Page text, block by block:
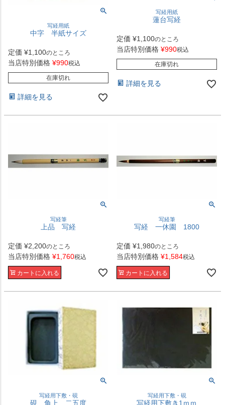
写経用紙
中字 半紙サイズ
定価 ¥1,100のところ
当店特別価格 ¥990税込
在庫切れ
詳細を見る
写経用紙
蓮台写経
定価 ¥1,100のところ
当店特別価格 ¥990税込
在庫切れ
詳細を見る
写経筆
上品 写経
定価 ¥2,200のところ
当店特別価格 ¥1,760税込
カートに入れる
写経筆
写経 一休園 1800
定価 ¥1,980のところ
当店特別価格 ¥1,584税込
カートに入れる
写経用下敷・硯
硯 角上 二五度
写経用下敷・硯
写経用下敷き1ｍｍ